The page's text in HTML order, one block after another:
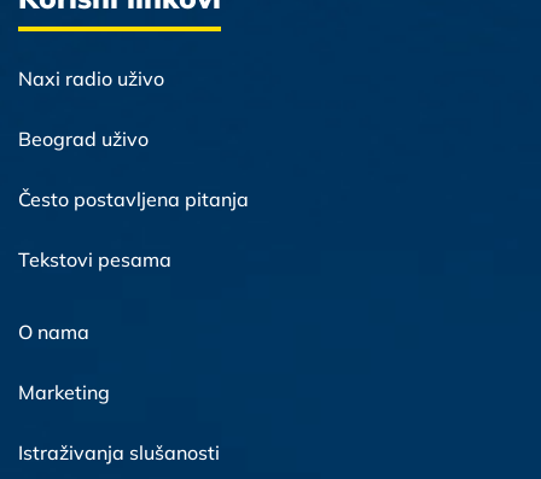
Naxi radio uživo
Beograd uživo
Često postavljena pitanja
Tekstovi pesama
O nama
Marketing
Istraživanja slušanosti